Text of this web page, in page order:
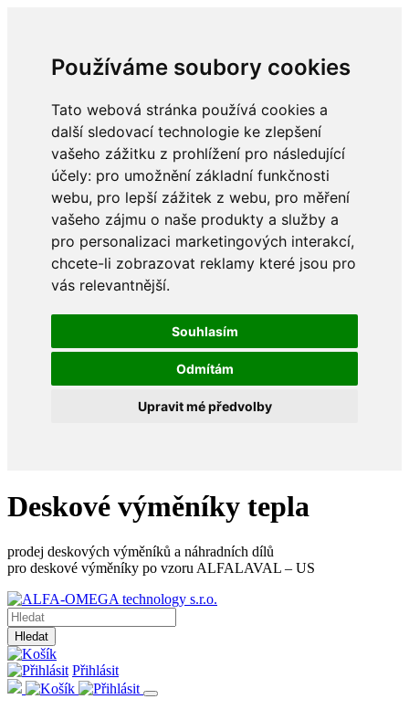
Používáme soubory cookies
Tato webová stránka používá cookies a
další sledovací technologie ke zlepšení
vašeho zážitku z prohlížení pro následující
účely: pro umožnění základní funkčnosti
webu, pro lepší zážitek z webu, pro měření
vašeho zájmu o naše produkty a služby a
pro personalizaci marketingových interakcí,
chcete-li zobrazovat reklamy které jsou pro
vás relevantnější.
Souhlasím
Odmítám
Upravit mé předvolby
Deskové výměníky tepla
prodej deskových výměníků a náhradních dílů
pro deskové výměníky po vzoru ALFALAVAL – US
Hledat
Přihlásit